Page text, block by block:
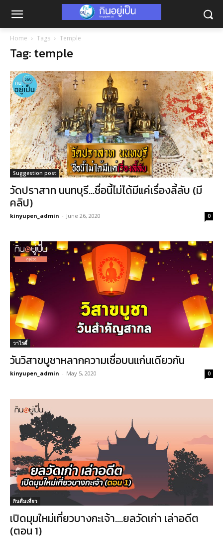
Home Tags Temple
Tag: temple
Suggestion post
วัดปราสาท นนทบุรี…ชื่อนี้ไม่ได้มีแค่เรื่องลี้ลับ (มี
คลิป)
kinyupen_admin - June 26, 2020 0
วาไรตี้
วันวิสาขบูชาหลากความเชื่อบนแก่นเดียวกัน
kinyupen_admin - May 5, 2020 0
กินดื่มเที่ยว
เปิดมุมใหม่เที่ยวบางกะเจ้า….ยลวัดเก่า เล่าอดีต
(ตอน 1)